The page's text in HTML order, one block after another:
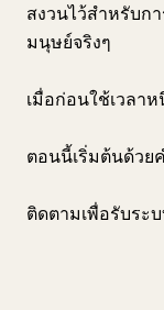
สงวนไว้สำหรับ
มนุษย์จริงๆ
เมื่อก่อนใช้เวลา
ตอนนี้เริ่มต้นด้วย
ติดตามเพื่อรับระ